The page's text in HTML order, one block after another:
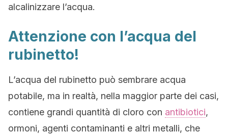
alcalinizzare l’acqua.
Attenzione con l’acqua del
rubinetto!
L’acqua del rubinetto può sembrare acqua
potabile, ma in realtà, nella maggior parte dei casi,
contiene grandi quantità di cloro con antibiotici,
ormoni, agenti contaminanti e altri metalli, che